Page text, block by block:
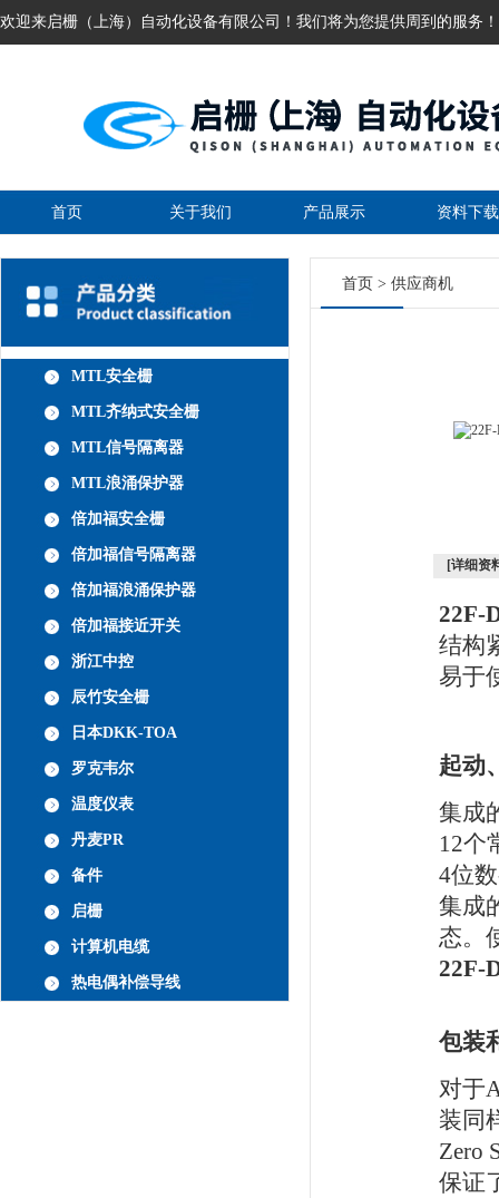
欢迎来启栅（上海）自动化设备有限公司！我们将为您提供周到的服务！
首页 关于我们 产品展示 资料下载
MTL安全栅
MTL齐纳式安全栅
MTL信号隔离器
MTL浪涌保护器
倍加福安全栅
倍加福信号隔离器
倍加福浪涌保护器
倍加福接近开关
浙江中控
辰竹安全栅
日本DKK-TOA
罗克韦尔
温度仪表
丹麦PR
备件
启栅
计算机电缆
热电偶补偿导线
首页 > 供应商机
[详细资
22F-
结构
易于
起动
集成
12个
4位
集成
态。
22F-
包装
对于
装同
Zero
保证